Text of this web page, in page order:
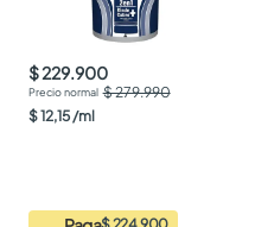
$ 229.900
$ 279.990
$12,15/ml